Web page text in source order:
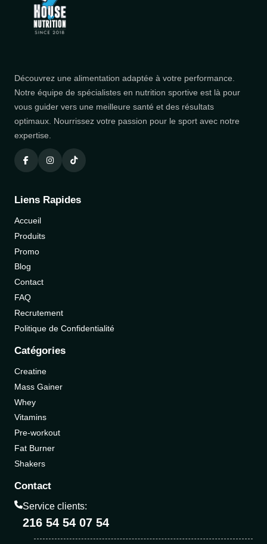
Découvrez une alimentation adaptée à votre performance.
Notre équipe de spécialistes en nutrition sportive est là pour
vous guider vers une meilleure santé et des résultats
optimaux. Nourrissez votre passion pour le sport avec notre
expertise.
Liens Rapides
Accueil
Produits
Promo
Blog
Contact
FAQ
Recrutement
Politique de Confidentialité
Catégories
Creatine
Mass Gainer
Whey
Vitamins
Pre-workout
Fat Burner
Shakers
Contact
Service clients:
216 54 54 07 54